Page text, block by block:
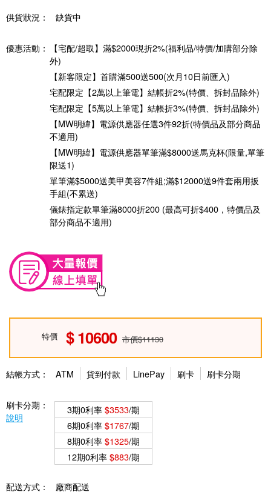
供貨狀況： 缺貨中
優惠活動：
【宅配/超取】滿$2000現折2%(福利品/特價/加購部分除
外)
【新客限定】首購滿500送500(次月10日前匯入)
宅配限定【2萬以上筆電】結帳折2%(特價、拆封品除外)
宅配限定【5萬以上筆電】結帳折3%(特價、拆封品除外)
【MW明緯】電源供應器任選3件92折(特價品及部分商品
不適用)
【MW明緯】電源供應器單筆滿$8000送馬克杯(限量,單筆
限送1)
單筆滿$5000送美甲美容7件組;滿$12000送9件套兩用扳
手組(不累送)
儀錶指定款單筆滿8000折200 (最高可折$400，特價品及
部分商品不適用)
特價 10600 市價$11130
結帳方式： ATM 貨到付款 LinePay 刷卡 刷卡分期
刷卡分期：
說明
3期0利率$3533/期
6期0利率$1767/期
8期0利率$1325/期
12期0利率$883/期
配送方式： 廠商配送